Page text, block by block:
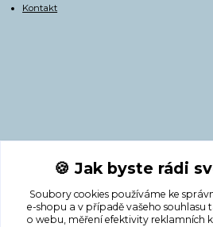
Kontakt
Kontakty
+420 775 308 750
🍪 Jak byste rádi
Soubory cookies používáme ke
e-shopu a v případě vašeho souhlasu
o webu, měření efektivity reklamních